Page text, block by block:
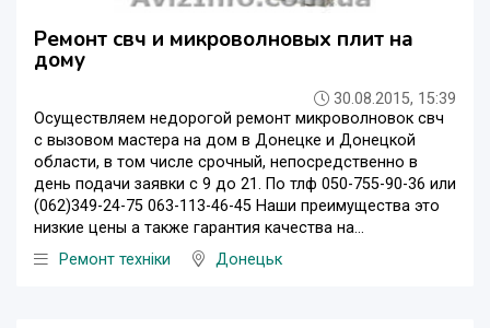
Ремонт свч и микроволновых плит на
дому
30.08.2015, 15:39
Осуществляем недорогой ремонт микроволновок свч
с вызовом мастера на дом в Донецке и Донецкой
области, в том числе срочный, непосредственно в
день подачи заявки с 9 до 21. По тлф 050-755-90-36 или
(062)349-24-75 063-113-46-45 Наши преимущества это
низкие цены а также гарантия качества на...
Ремонт техніки
Донецьк